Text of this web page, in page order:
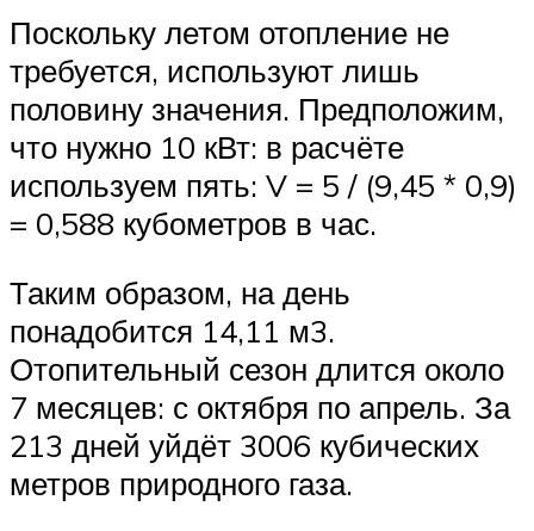
Поскольку летом отопление не
требуется, используют лишь
половину значения. Предположим,
что нужно 10 кВт: в расчёте
используем пять: V = 5 / (9,45 * 0,9)
= 0,588 кубометров в час.
Таким образом, на день
понадобится 14,11 м3.
Отопительный сезон длится около
7 месяцев: с октября по апрель. За
213 дней уйдёт 3006 кубических
метров природного газа.